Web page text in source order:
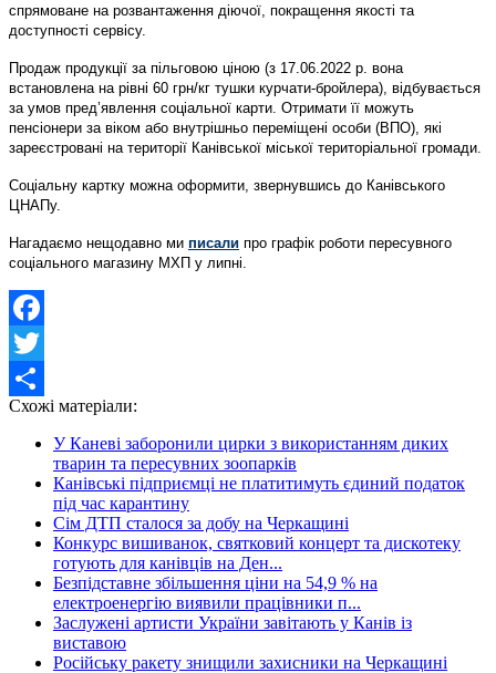
спрямоване на розвантаження діючої, покращення якості та
доступності сервісу.
Продаж продукції за пільговою ціною (з 17.06.2022 р. вона
встановлена на рівні 60 грн/кг тушки курчати-бройлера), відбувається
за умов пред’явлення соціальної карти. Отримати її можуть
пенсіонери за віком або внутрішньо переміщені особи (ВПО), які
зареєстровані на території Канівської міської територіальної громади.
Соціальну картку можна оформити, звернувшись до Канівського
ЦНАПу.
Нагадаємо нещодавно ми писали про графік роботи пересувного
соціального магазину МХП у липні.
Facebook
Twitter
Share
Схожі матеріали:
У Каневі заборонили цирки з використанням диких
тварин та пересувних зоопарків
Канівські підприємці не платитимуть єдиний податок
під час карантину
Сім ДТП сталося за добу на Черкащині
Конкурс вишиванок, святковий концерт та дискотеку
готують для канівців на Ден...
Безпідставне збільшення ціни на 54,9 % на
електроенергію виявили працівники п...
Заслужені артисти України завітають у Канів із
виставою
Російську ракету знищили захисники на Черкащині